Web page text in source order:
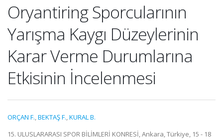
Oryantiring Sporcularının
Yarışma Kaygı Düzeylerinin
Karar Verme Durumlarına
Etkisinin İncelenmesi
ORÇAN F.,BEKTAŞ F.,KURAL B.
15. ULUSLARARASI SPOR BİLİMLERİ KONRESİ, Ankara, Türkiye, 15 - 18